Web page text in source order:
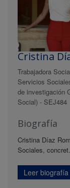
Cristina
Trabajadora
Servicios
de investigación
Social) - SEJ484
Biografía
Cristina Díaz
Sociales,
Leer